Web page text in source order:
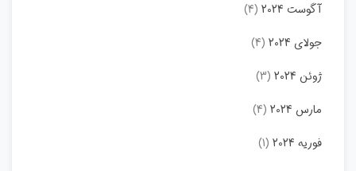
آگوست 2024
(4)
جولای 2024
(4)
ژوئن 2024
(3)
مارس 2024
(4)
فوریه 2024
(1)